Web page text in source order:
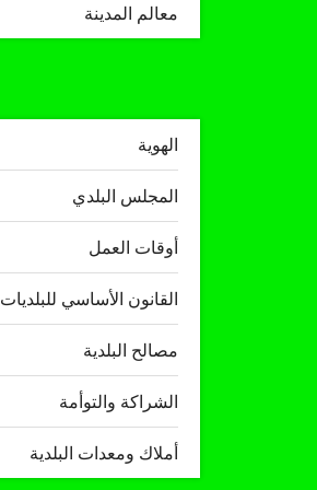
معالم المدينة
الهوية
المجلس البلدي
أوقات العمل
القانون الأساسي للبلديات
مصالح البلدية
الشراكة والتوأمة
أملاك ومعدات البلدية